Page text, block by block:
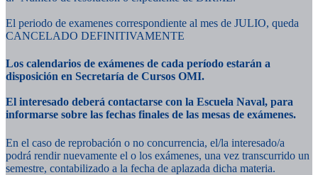
El periodo de examenes correspondiente al mes de JULIO, queda
CANCELADO DEFINITIVAMENTE
Los calendarios de exámenes de cada período estarán a
disposición en Secretaría de Cursos OMI.
El interesado deberá contactarse con la Escuela Naval, para
informarse sobre las fechas finales de las mesas de exámenes.
En el caso de reprobación o no concurrencia, el/la interesado/a
podrá rendir nuevamente el o los exámenes, una vez transcurrido un
semestre, contabilizado a la fecha de aplazada dicha materia.